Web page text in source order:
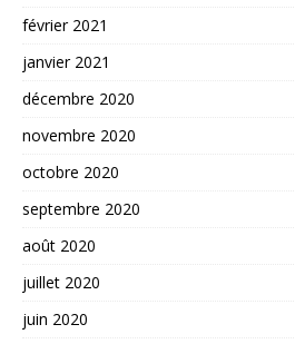
février 2021
janvier 2021
décembre 2020
novembre 2020
octobre 2020
septembre 2020
août 2020
juillet 2020
juin 2020